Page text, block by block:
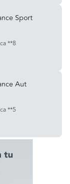
Sport
**8
Aut
**5